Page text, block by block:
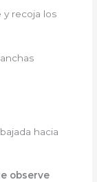
y recoja los
hacia
observe